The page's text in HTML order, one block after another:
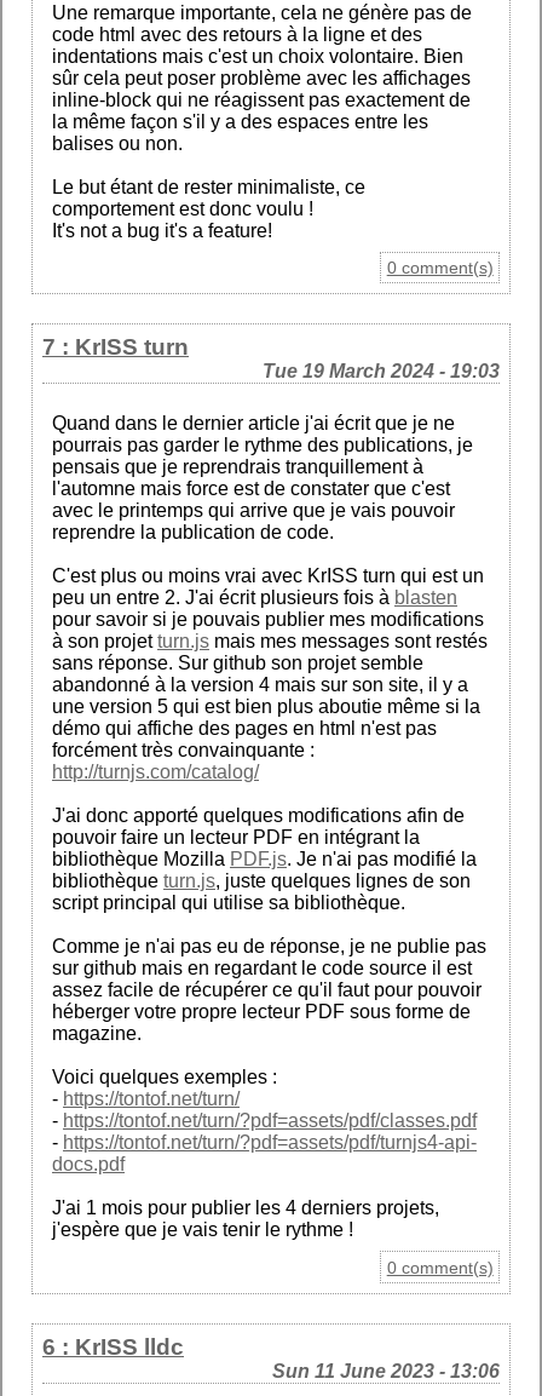
Une remarque importante, cela ne génère pas de
code html avec des retours à la ligne et des
indentations mais c'est un choix volontaire. Bien
sûr cela peut poser problème avec les affichages
inline-block qui ne réagissent pas exactement de
la même façon s'il y a des espaces entre les
balises ou non.
Le but étant de rester minimaliste, ce
comportement est donc voulu !
It's not a bug it's a feature!
0 comment(s)
7 : KrISS turn
Tue 19 March 2024 - 19:03
Quand dans le dernier article j'ai écrit que je ne
pourrais pas garder le rythme des publications, je
pensais que je reprendrais tranquillement à
l'automne mais force est de constater que c'est
avec le printemps qui arrive que je vais pouvoir
reprendre la publication de code.
C'est plus ou moins vrai avec KrISS turn qui est un
peu un entre 2. J'ai écrit plusieurs fois à blasten
pour savoir si je pouvais publier mes modifications
à son projetturn.js mais mes messages sont restés
sans réponse. Sur github son projet semble
abandonné à la version 4 mais sur son site, il y a
une version 5 qui est bien plus aboutie même si la
démo qui affiche des pages en html n'est pas
forcément très convainquante :
http://turnjs.com/catalog/
J'ai donc apporté quelques modifications afin de
pouvoir faire un lecteur PDF en intégrant la
bibliothèque Mozilla PDF.js. Je n'ai pas modifié la
bibliothèque turn.js, juste quelques lignes de son
script principal qui utilise sa bibliothèque.
Comme je n'ai pas eu de réponse, je ne publie pas
sur github mais en regardant le code source il est
assez facile de récupérer ce qu'il faut pour pouvoir
héberger votre propre lecteur PDF sous forme de
magazine.
Voici quelques exemples :
- https://tontof.net/turn/
- https://tontof.net/turn/?pdf=assets/pdf/classes.pdf
- https://tontof.net/turn/?pdf=assets/pdf/turnjs4-api-
docs.pdf
J'ai 1 mois pour publier les 4 derniers projets,
j'espère que je vais tenir le rythme !
0 comment(s)
6 : KrISS lldc
Sun 11 June 2023 - 13:06